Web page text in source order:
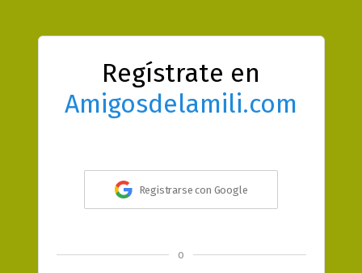
Regístrate en
Amigosdelamili.com
Registrarse con Google
o